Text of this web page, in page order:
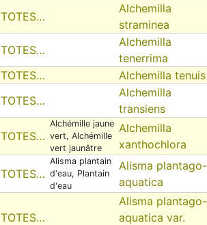
TOTES…
Alchemilla
straminea
TOTES…
Alchemilla
tenerrima
TOTES… Alchemilla tenuis
TOTES…
Alchemilla
transiens
TOTES…
Alchémille jaune
vert, Alchémille
vert jaunâtre
Alchemilla
xanthochlora
TOTES…
Alisma plantain
d'eau, Plantain
d'eau
Alisma plantago-
aquatica
TOTES…
Alisma plantago-
aquatica var.